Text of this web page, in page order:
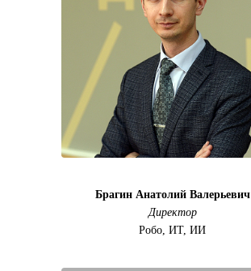
Брагин Анатолий Валерьевич
Директор
Робо, ИТ, ИИ